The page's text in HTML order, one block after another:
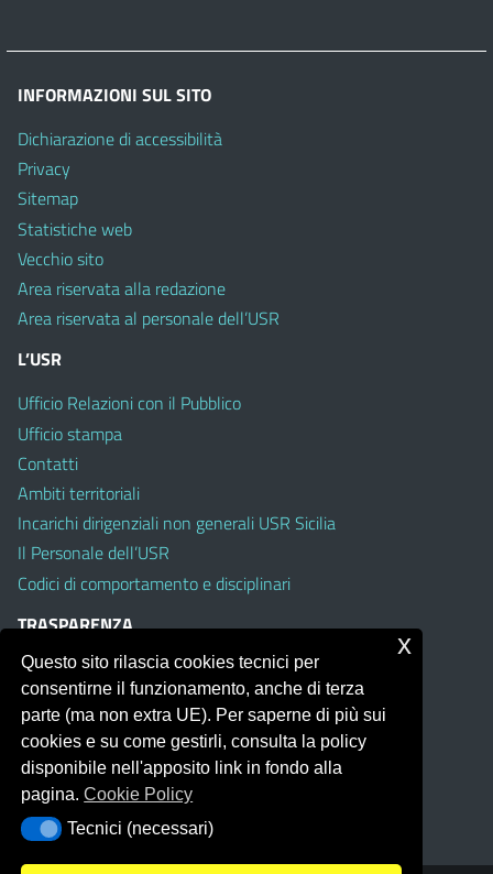
INFORMAZIONI SUL SITO
Dichiarazione di accessibilità
Privacy
Sitemap
Statistiche web
Vecchio sito
Area riservata alla redazione
Area riservata al personale dell’USR
L’USR
Ufficio Relazioni con il Pubblico
Ufficio stampa
Contatti
Ambiti territoriali
Incarichi dirigenziali non generali USR Sicilia
Il Personale dell’USR
Codici di comportamento e disciplinari
TRASPARENZA
Albo on line
Amministrazione Trasparente
Pubblici proclami
PTPCT per le Istituzioni scolastiche della Sicilia
Whistleblowing
Obiettivi di Accessibilità
Questo sito rilascia cookies tecnici per
consentirne il funzionamento, anche di terza
parte (ma non extra UE). Per saperne di più sui
cookies e su come gestirli, consulta la policy
disponibile nell'apposito link in fondo alla
pagina.Cookie Policy
Tecnici (necessari)
Tecnici (necessari)
x